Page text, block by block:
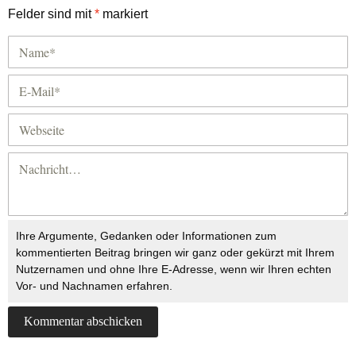
Felder sind mit* markiert
Ihre Argumente, Gedanken oder Informationen zum
kommentierten Beitrag bringen wir ganz oder gekürzt mit Ihrem
Nutzernamen und ohne Ihre E-Adresse, wenn wir Ihren echten
Vor- und Nachnamen erfahren.